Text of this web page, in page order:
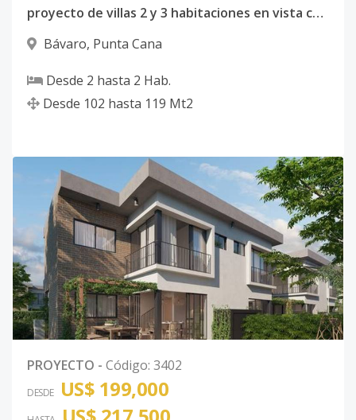
proyecto de villas 2 y 3 habitaciones en vista cana
Bávaro, Punta Cana
Desde 2 hasta 2 Hab.
Desde 102 hasta 119 Mt2
PROYECTO - Código: 3402
DESDE US$ 199,000